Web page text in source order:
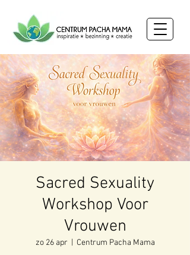
Sacred Sexuality
Workshop Voor
Vrouwen
zo 26 apr Centrum Pacha Mama